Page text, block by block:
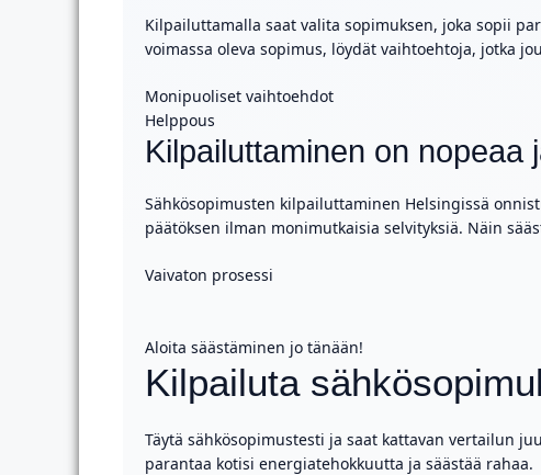
Kilpailuttamalla saat valita sopimuksen, joka sopii
voimassa oleva sopimus, löydät vaihtoehtoja, jotka
Monipuoliset vaihtoehdot
Helppous
Kilpailuttaminen on nopeaa
Sähkösopimusten kilpailuttaminen Helsingissä
päätöksen ilman monimutkaisia selvityksiä. Näin
Vaivaton prosessi
Aloita säästäminen jo tänään!
Kilpailuta
Täytä sähkösopimustesti ja saat kattavan vertailun
parantaa kotisi energiatehokkuutta ja säästää rahaa.